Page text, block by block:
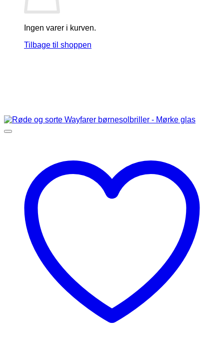
Ingen varer i kurven.
Tilbage til shoppen